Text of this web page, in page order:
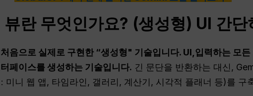
란 무엇인가요? (생성형) UI 간단
음으로 실제로 구현한 “생성형" 기술입니다. UI ,입력하는 모
페이스를 생성하는 기술입니다. 긴 문단을 반환하는 대신,
미니 웹 앱, 타임라인, 갤러리, 계산기, 시각적 플래너 등)를 구